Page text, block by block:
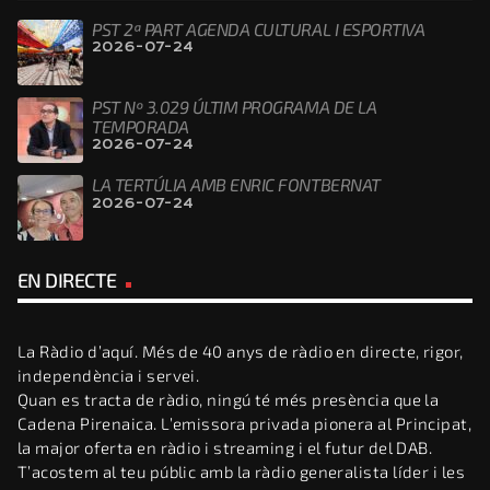
PST 2ª PART AGENDA CULTURAL I ESPORTIVA
2026-07-24
PST Nº 3.029 ÚLTIM PROGRAMA DE LA
TEMPORADA
2026-07-24
LA TERTÚLIA AMB ENRIC FONTBERNAT
2026-07-24
EN DIRECTE
La Ràdio d’aquí. Més de 40 anys de ràdio en directe, rigor,
independència i servei.
Quan es tracta de ràdio, ningú té més presència que la
Cadena Pirenaica. L’emissora privada pionera al Principat,
la major oferta en ràdio i streaming i el futur del DAB.
T’acostem al teu públic amb la ràdio generalista líder i les